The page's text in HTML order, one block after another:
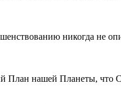
никогда не
План нашей Планеты, что